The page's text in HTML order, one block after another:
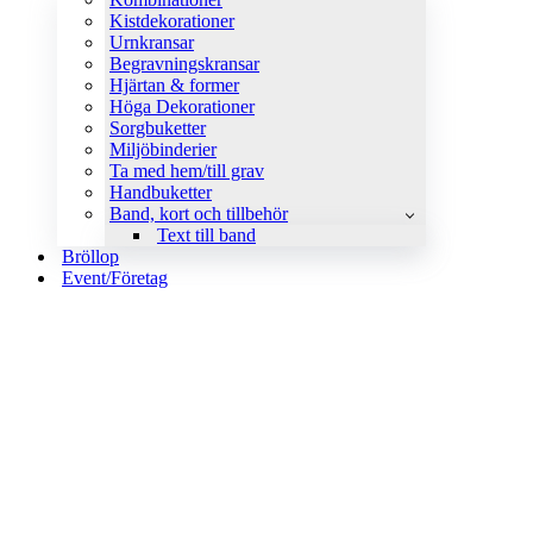
Kistdekorationer
Urnkransar
Begravningskransar
Hjärtan & former
Höga Dekorationer
Sorgbuketter
Miljöbinderier
Ta med hem/till grav
Handbuketter
Band, kort och tillbehör
Text till band
Bröllop
Event/Företag